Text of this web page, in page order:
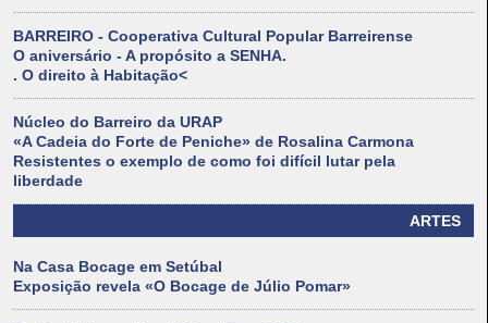
BARREIRO - Cooperativa Cultural Popular Barreirense
O aniversário - A propósito a SENHA.
. O direito à Habitação<
Núcleo do Barreiro da URAP
«A Cadeia do Forte de Peniche» de Rosalina Carmona
Resistentes o exemplo de como foi difícil lutar pela
liberdade
ARTES
Na Casa Bocage em Setúbal
Exposição revela «O Bocage de Júlio Pomar»